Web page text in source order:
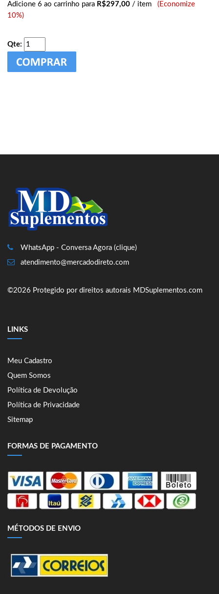
Adicione 6 ao carrinho para R$297,00 / item (Economize
10%)
Qte:
WhatsApp - Conversa Agora (clique)
atendimento@mercadodireto.com
©2026 Protegido por direitos autorais MDSuplementos.com
LINKS
Meu Cadastro
Quem Somos
Política de Devolução
Política de Privacidade
Sitemap
FORMAS DE PAGAMENTO
MÉTODOS DE ENVIO